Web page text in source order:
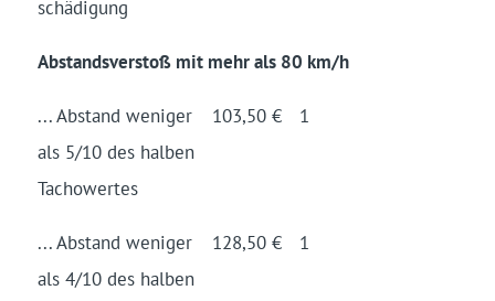
schädigung
Abstandsverstoß mit mehr als 80 km/h
... Abstand weniger
als 5/10 des halben
Tacho­wertes
103,50 € 1
... Abstand weniger
als 4/10 des halben
128,50 € 1